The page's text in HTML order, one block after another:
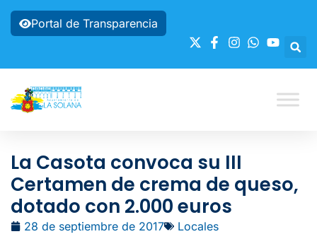
Portal de Transparencia
La Casota convoca su III
Certamen de crema de queso,
dotado con 2.000 euros
28 de septiembre de 2017 Locales